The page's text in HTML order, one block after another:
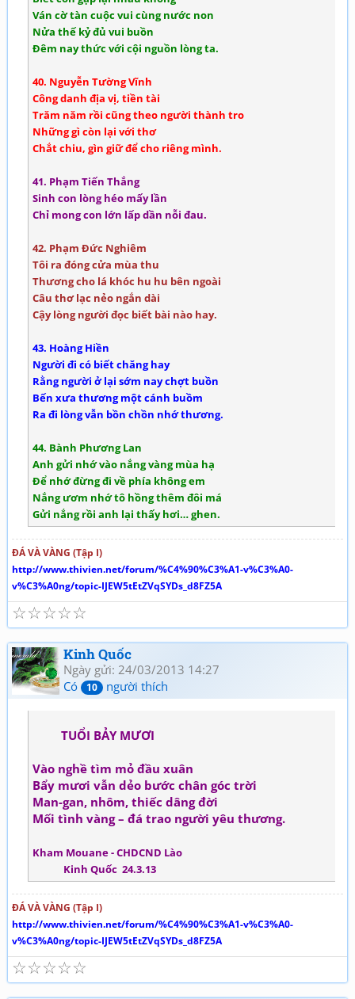
Ván cờ tàn cuộc vui cùng nước non
Nửa thế kỷ đủ vui buồn
Đêm nay thức với cội nguồn lòng ta.
40. Nguyễn Tường Vĩnh
Công danh địa vị, tiền tài
Trăm năm rồi cũng theo người thành tro
Những gì còn lại với thơ
Chắt chiu, gìn giữ để cho riêng mình.
41. Phạm Tiến Thắng
Sinh con lòng héo mấy lần
Chỉ mong con lớn lấp dần nỗi đau.
42. Phạm Đức Nghiêm
Tôi ra đóng cửa mùa thu
Thương cho lá khóc hu hu bên ngoài
Câu thơ lạc nẻo ngắn dài
Cậy lòng người đọc biết bài nào hay.
43. Hoàng Hiền
Người đi có biết chăng hay
Rằng người ở lại sớm nay chợt buồn
Bến xưa thương một cánh buồm
Ra đi lòng vẫn bồn chồn nhớ thương.
44. Bành Phương Lan
Anh gửi nhớ vào nắng vàng mùa hạ
Để nhớ đừng đi về phía không em
Nắng ươm nhớ tô hồng thêm đôi má
Gửi nắng rồi anh lại thấy hơi… ghen.
ĐÁ VÀ VÀNG (Tập I)
http://www.thivien.net/forum/%C4%90%C3%A1-v%C3%A0-
v%C3%A0ng/topic-IJEW5tEtZVqSYDs_d8FZ5A
☆
☆
☆
☆
☆
Kinh Quốc
Ngày gửi: 24/03/2013 14:27
Có
10 người thích
TUỔI BẢY MƯƠI
Vào nghề tìm mỏ đầu xuân
Bẩy mươi vẫn dẻo bước chân góc trời
Man-gan, nhôm, thiếc dâng đời
Mối tình vàng – đá trao người yêu thương.
Kham Mouane - CHDCND Lào
Kinh Quốc 24.3.13
ĐÁ VÀ VÀNG (Tập I)
http://www.thivien.net/forum/%C4%90%C3%A1-v%C3%A0-
v%C3%A0ng/topic-IJEW5tEtZVqSYDs_d8FZ5A
☆
☆
☆
☆
☆